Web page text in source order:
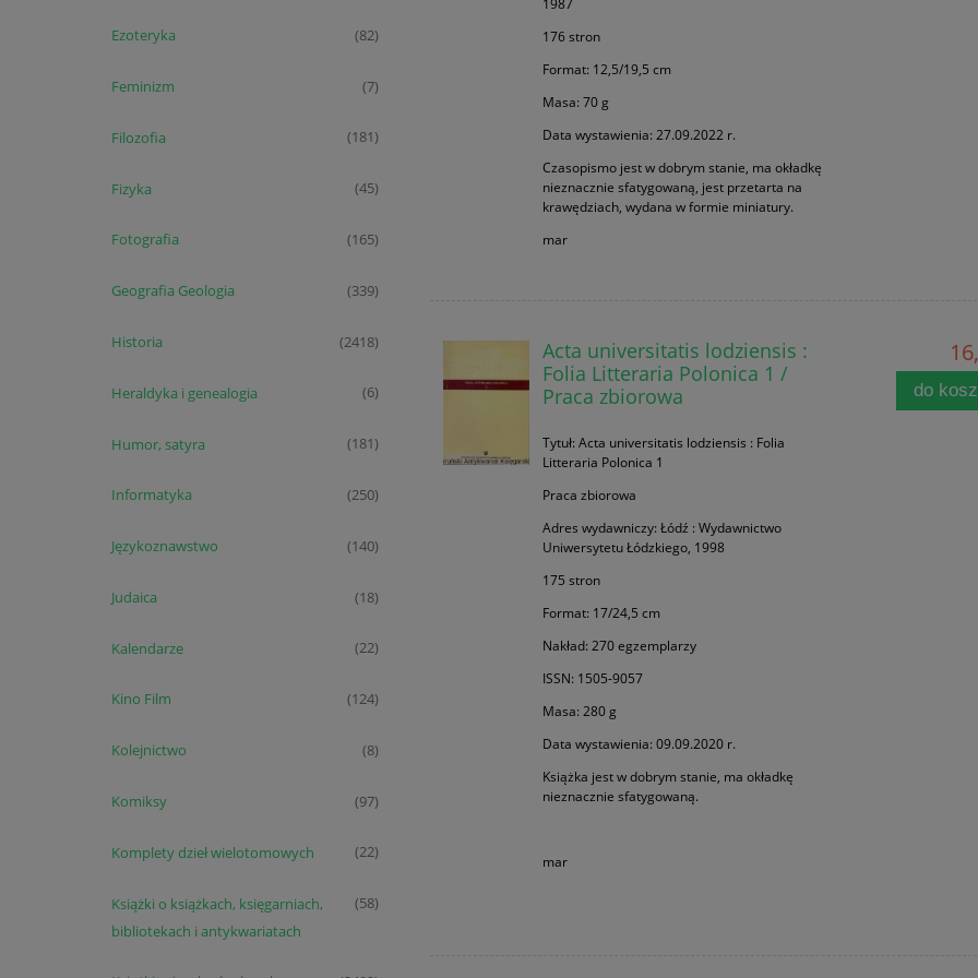
Ezoteryka (82)
Feminizm (7)
Filozofia (181)
Fizyka (45)
Fotografia (165)
Geografia Geologia (339)
Historia (2418)
Heraldyka i genealogia (6)
Humor, satyra (181)
Informatyka (250)
Językoznawstwo (140)
Judaica (18)
Kalendarze (22)
Kino Film (124)
Kolejnictwo (8)
Komiksy (97)
Komplety dzieł wielotomowych (22)
Książki o książkach, księgarniach,
bibliotekach i antykwariatach
(58)
1987
176 stron
Format: 12,5/19,5 cm
Masa: 70 g
Data wystawienia: 27.09.2022 r.
Czasopismo jest w dobrym stanie, ma okładkę
nieznacznie sfatygowaną, jest przetarta na
krawędziach, wydana w formie miniatury.
mar
Acta universitatis lodziensis :
Folia Litteraria Polonica 1 /
Praca zbiorowa
Tytuł: Acta universitatis lodziensis : Folia
Litteraria Polonica 1
Praca zbiorowa
Adres wydawniczy: Łódź : Wydawnictwo
Uniwersytetu Łódzkiego, 1998
175 stron
Format: 17/24,5 cm
Nakład: 270 egzemplarzy
ISSN: 1505-9057
Masa: 280 g
Data wystawienia: 09.09.2020 r.
Książka jest w dobrym stanie, ma okładkę
nieznacznie sfatygowaną.
mar
do